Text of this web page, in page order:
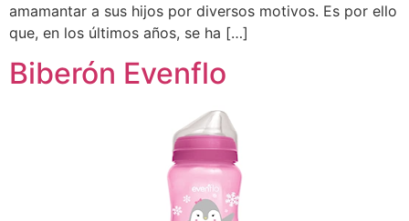
amamantar a sus hijos por diversos motivos. Es por ello
que, en los últimos años, se ha […]
Biberón Evenflo